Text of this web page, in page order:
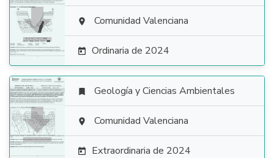
  Comunidad Valenciana
 Ordinaria de 2024

 Geología y Ciencias Ambientales
 Comunidad Valenciana
 Extraordinaria de 2024